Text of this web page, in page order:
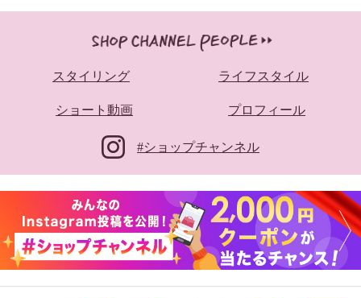
アットランティーヴァ アリア ラ
スタイリング ライフスタイル
ショート動画 プロフィール
#ショップチャンネル